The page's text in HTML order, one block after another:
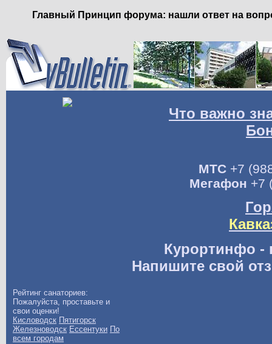
Главный Принцип форума: нашли ответ на
Что важно
МТС+7
Мегафон +7
Курортинфо -
Напишите свой
Рейтинг санаториев:
Пожалуйста, проставьте и
свои оценки!
Кисловодск Пятигорск
Железноводск Ессентуки По
всем городам